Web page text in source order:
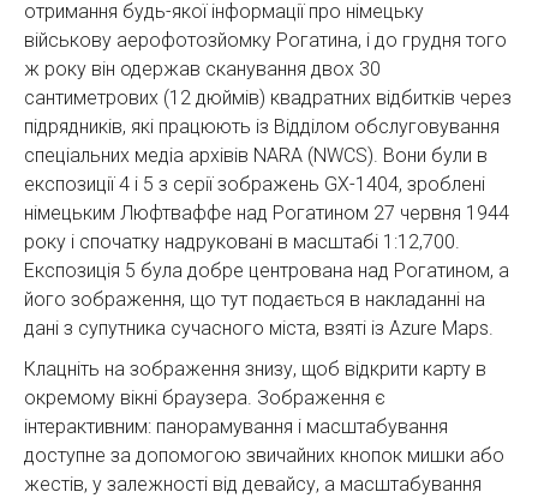
отримання будь-якої інформації про німецьку
військову аерофотозйомку Рогатина, і до грудня того
ж року він одержав сканування двох 30
сантиметрових (12 дюймів) квадратних відбитків через
підрядників, які працюють із Відділом обслуговування
спеціальних медіа архівів NARA (NWCS). Вони були в
експозиції 4 і 5 з серії зображень GX-1404, зроблені
німецьким Люфтваффе над Рогатином 27 червня 1944
року і спочатку надруковані в масштабі 1:12,700.
Експозиція 5 була добре центрована над Рогатином, а
його зображення, що тут подається в накладанні на
дані з супутника сучасного міста, взяті із Azure Maps.
Клацніть на зображення знизу, щоб відкрити карту в
окремому вікні браузера. Зображення є
інтерактивним: панорамування і масштабування
доступне за допомогою звичайних кнопок мишки або
жестів, у залежності від девайсу, а масштабування